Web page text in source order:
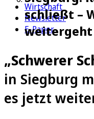
Wirtschaft
Newsletter
E-Paper
schließt –
weitergeht
„Schwerer
in Siegburg
es jetzt